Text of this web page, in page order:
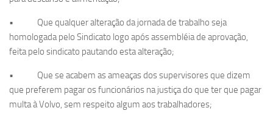
• Que qualquer alteração da jornada de trabalho seja
homologada pelo Sindicato logo após assembléia de aprovação,
feita pelo sindicato pautando esta alteração;
• Que se acabem as ameaças dos supervisores que dizem
que preferem pagar os funcionários na justiça do que ter que pagar
multa à Volvo, sem respeito algum aos trabalhadores;